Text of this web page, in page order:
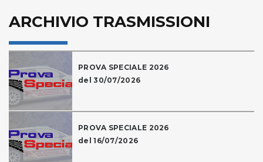
ARCHIVIO TRASMISSIONI
PROVA SPECIALE 2026
del 30/07/2026
PROVA SPECIALE 2026
del 16/07/2026